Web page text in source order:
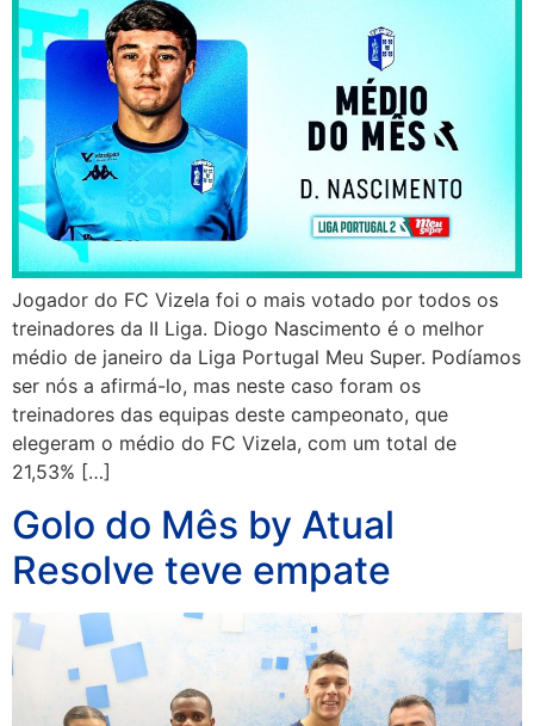
Jogador do FC Vizela foi o mais votado por todos os
treinadores da II Liga. Diogo Nascimento é o melhor
médio de janeiro da Liga Portugal Meu Super. Podíamos
ser nós a afirmá-lo, mas neste caso foram os
treinadores das equipas deste campeonato, que
elegeram o médio do FC Vizela, com um total de
21,53% […]
Golo do Mês by Atual
Resolve teve empate